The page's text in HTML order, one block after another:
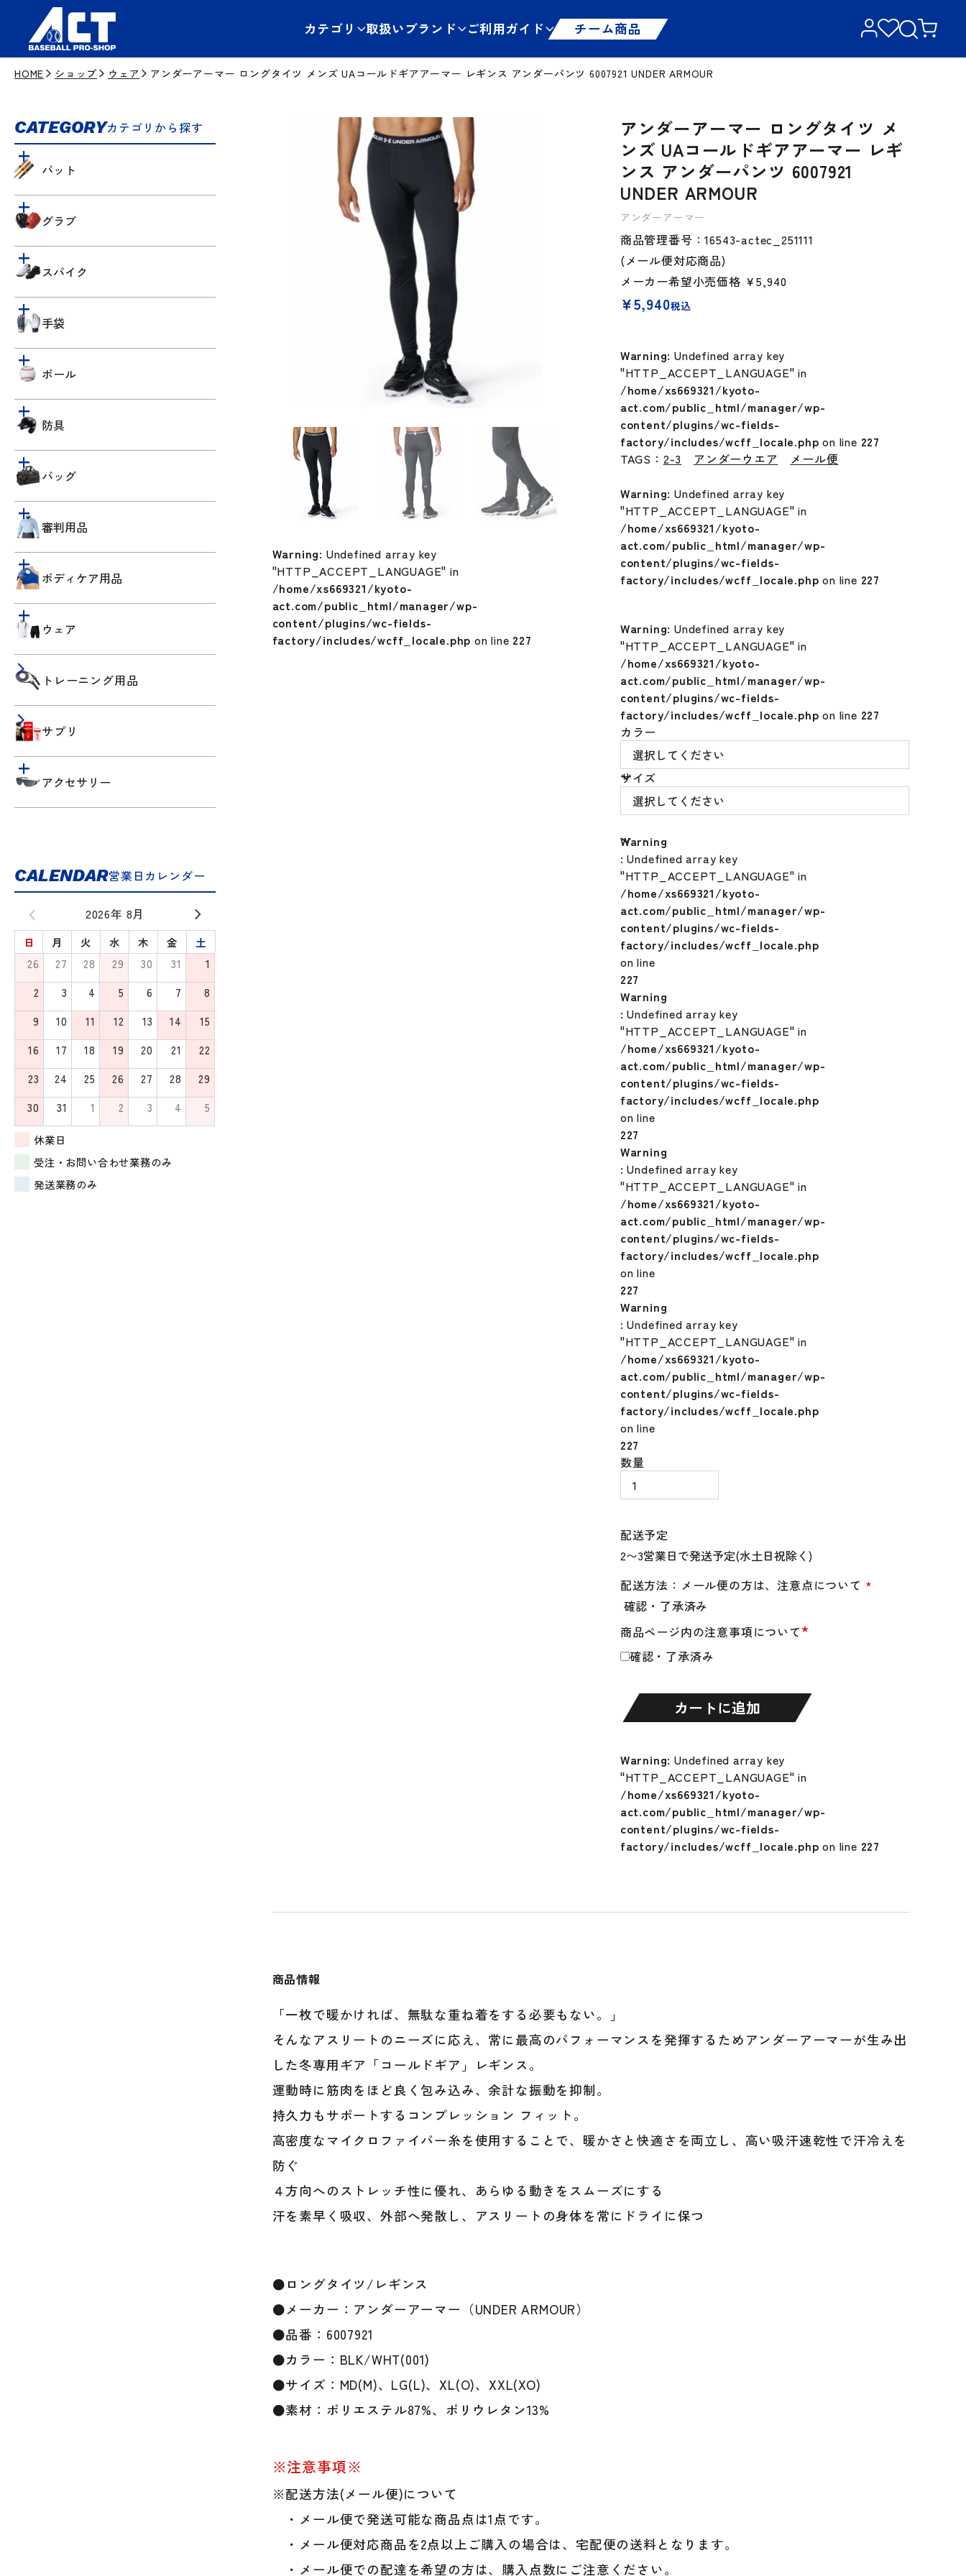
カテゴリ 取扱いブランド チーム商品
ご利用ガイド
HOME ショップ ウェア アンダーアーマー ロングタイツ メンズ UAコールドギアアーマー レギンス アンダーパンツ 6007921 UNDER ARMOUR
CATEGORYカテゴリから探す
バット
グラブ
スパイク
手袋
ボール
防具
バッグ
審判用品
ボディケア用品
ウェア
トレーニング用品
サプリ
アクセサリー
CALENDAR営業日カレンダー
2026年 8月
日 月 火 水 木 金
土
26
27 28 29 30 31
1
2
3 4 5 6 7
8
9
10 11 12 13 14
15
16
17 18 19 20 21
22
23
24 25 26 27 28
29
30
31 1 2 3 4 5
休業日
受注・お問い合わせ業務のみ
発送業務のみ
Warning: Undefined array key
"HTTP_ACCEPT_LANGUAGE" in
/home/xs669321/kyoto-
act.com/public_html/manager/wp-
content/plugins/wc-fields-
factory/includes/wcff_locale.php on line 227
アンダーアーマー ロングタイツ メ
ンズ UAコールドギアアーマー レギ
ンス アンダーパンツ 6007921
UNDER ARMOUR
アンダーアーマー
商品管理番号：16543-actec_251111
(メール便対応商品)
メーカー希望小売価格 ￥5,940
¥5,940税込
Warning: Undefined array key
"HTTP_ACCEPT_LANGUAGE" in
/home/xs669321/kyoto-
act.com/public_html/manager/wp-
content/plugins/wc-fields-
factory/includes/wcff_locale.php on line 227
TAGS： 2-3 アンダーウエア
メール便
Warning: Undefined array key
"HTTP_ACCEPT_LANGUAGE" in
/home/xs669321/kyoto-
act.com/public_html/manager/wp-
content/plugins/wc-fields-
factory/includes/wcff_locale.php on line 227
Warning: Undefined array key
"HTTP_ACCEPT_LANGUAGE" in
/home/xs669321/kyoto-
act.com/public_html/manager/wp-
content/plugins/wc-fields-
factory/includes/wcff_locale.php on line 227
カラー
サイズ
商品ページ内の注意事項について*
確認・了承済み
Warning
: Undefined array key
"HTTP_ACCEPT_LANGUAGE" in
/home/xs669321/kyoto-
act.com/public_html/manager/wp-
content/plugins/wc-fields-
factory/includes/wcff_locale.php
on line
227
Warning
: Undefined array key
"HTTP_ACCEPT_LANGUAGE" in
/home/xs669321/kyoto-
act.com/public_html/manager/wp-
content/plugins/wc-fields-
factory/includes/wcff_locale.php
on line
227
Warning
: Undefined array key
"HTTP_ACCEPT_LANGUAGE" in
/home/xs669321/kyoto-
act.com/public_html/manager/wp-
content/plugins/wc-fields-
factory/includes/wcff_locale.php
on line
227
配送予定
配送方法：メール便の方は、注意点について *
確認・了承済み
数量
ア
ダ
ア
マ
ー
ロ
ン
グ
タ
メ
ン
UA
コ
ー
ル
ド
ギ
マ
ダ
6007921
UNDER
個
カートに追加
Warning
: Undefined array key
"HTTP_ACCEPT_LANGUAGE" in
/home/xs669321/kyoto-
act.com/public_html/manager/wp-
content/plugins/wc-fields-
factory/includes/wcff_locale.php
on line
227
Warning: Undefined array key
"HTTP_ACCEPT_LANGUAGE" in
/home/xs669321/kyoto-
act.com/public_html/manager/wp-
content/plugins/wc-fields-
factory/includes/wcff_locale.php on line 227
商品情報
「一枚で暖かければ、無駄な重ね着をする必要もない。」
そんなアスリートのニーズに応え、常に最高のパフォーマンスを発揮するためアンダーアーマーが生み出
した冬専用ギア「コールドギア」レギンス。
運動時に筋肉をほど良く包み込み、余計な振動を抑制。
持久力もサポートするコンプレッション フィット。
高密度なマイクロファイバー糸を使用することで、暖かさと快適さを両立し、高い吸汗速乾性で汗冷えを
防ぐ
４方向へのストレッチ性に優れ、あらゆる動きをスムーズにする
汗を素早く吸収、外部へ発散し、アスリートの身体を常にドライに保つ
●ロングタイツ/レギンス
●メーカー：アンダーアーマー（UNDER ARMOUR）
●品番：6007921
●カラー：BLK/WHT(001)
●サイズ：MD(M)、LG(L)、XL(O)、XXL(XO)
●素材：ポリエステル87%、ポリウレタン13%
※注意事項※
※配送方法(メール便)について
・メール便で発送可能な商品点は1点です。
・メール便対応商品を2点以上ご購入の場合は、宅配便の送料となります。
・メール便での配達を希望の方は、購入点数にご注意ください。